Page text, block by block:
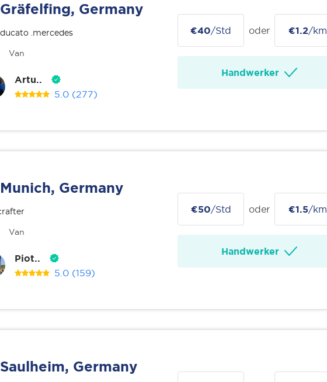
Gräfelfing, Germany
.mercedes
Van
Artu..
5.0 (277)
€40/Std oder €1.2/km
Handwerker
Munich, Germany
Van
Piot..
5.0 (159)
€50/Std oder €1.5/km
Handwerker
Saulheim, Germany